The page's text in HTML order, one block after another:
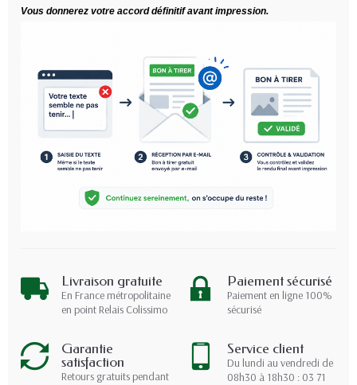
Vous donnerez votre accord définitif avant impression.
Livraison gratuite
En France métropolitaine
en point Relais Colissimo
Paiement sécurisé
Paiement en ligne 100%
sécurisé
Garantie
satisfaction
Retours gratuits pendant
Service client
Du lundi au vendredi de
08h30 à 18h30 : 03 71